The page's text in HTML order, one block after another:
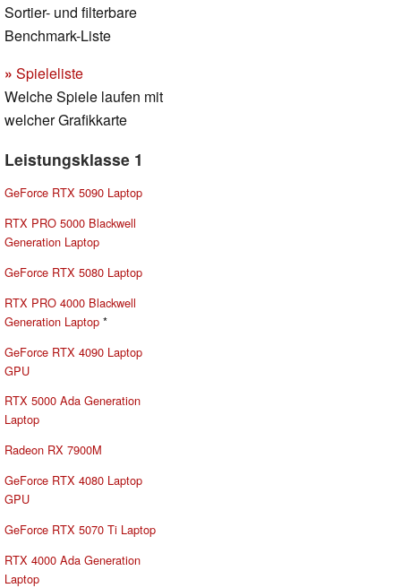
Sortier- und filterbare
Benchmark-Liste
» Spieleliste
Welche Spiele laufen mit
welcher Grafikkarte
Leistungsklasse 1
GeForce RTX 5090 Laptop
RTX PRO 5000 Blackwell
Generation Laptop
GeForce RTX 5080 Laptop
RTX PRO 4000 Blackwell
Generation Laptop *
GeForce RTX 4090 Laptop
GPU
RTX 5000 Ada Generation
Laptop
Radeon RX 7900M
GeForce RTX 4080 Laptop
GPU
GeForce RTX 5070 Ti Laptop
RTX 4000 Ada Generation
Laptop